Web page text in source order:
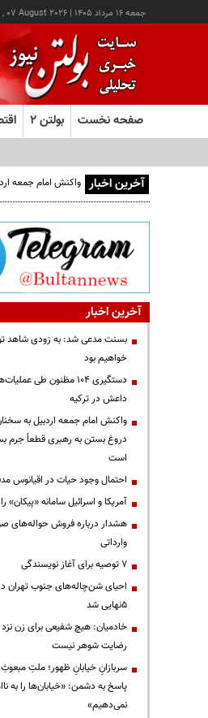
جمعه ۱۶ مرداد ۱۴۰۵ |
, 07 August 2026
صفحه نخست بولتن ۲
آخرین اخبار واکنش امام جمعه
آخرین اخبار
بسنت مدعی شد: به زودی شاهد
خواهیم بود
دستگیری ۱۰۴ مظنون طی
داعش در ترکیه
واکنش امام جمعه اردبیل به
دروغ بستن به رهبری قطعاً جرم
است
احتمال وجود حیات در اقیانوس
آمریکا و اسرائیل سامانه «پیکان»
هشدار درباره فروش حواله‌های
وارداتی
۷ توصیه برای آغاز نویسندگی
احیای شن‌چاله‌های جنوب تهران
۵نهایی شد
خادمیان: هیچ شفیعی برای زن نزد
رضایت شوهر نیست
سربازانِ خیابانِ ظهور؛ ملتِ
پاسخ به دشمن: «خیابان‌ها را به
نمی‌دهیم»